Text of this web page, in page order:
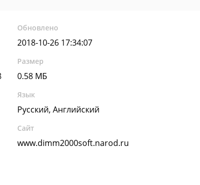
Обновлено
2018-10-26 17:34:07
Размер
0.58 МБ
Язык
Русский, Английский
Сайт
www.dimm2000soft.narod.ru